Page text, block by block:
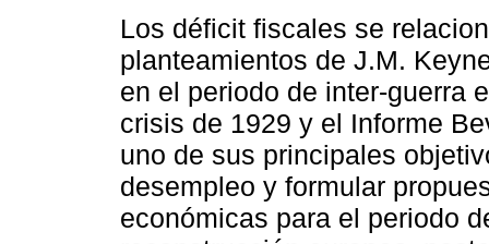
Los déficit fiscales se
planteamientos de J.M.
en el periodo de inter-guerra
crisis de 1929 y el Informe
uno de sus principales
desempleo y formular
económicas para el periodo